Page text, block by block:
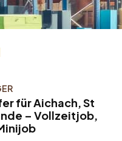
für Aichach, St
– Vollzeitjob,